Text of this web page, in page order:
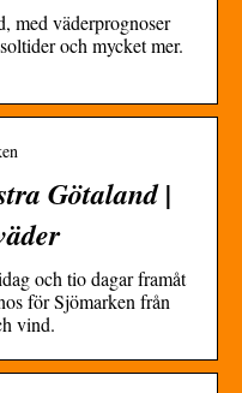
med väderprognoser
och mycket mer.
Götaland |
och tio dagar framåt
för Sjömarken från
vind.